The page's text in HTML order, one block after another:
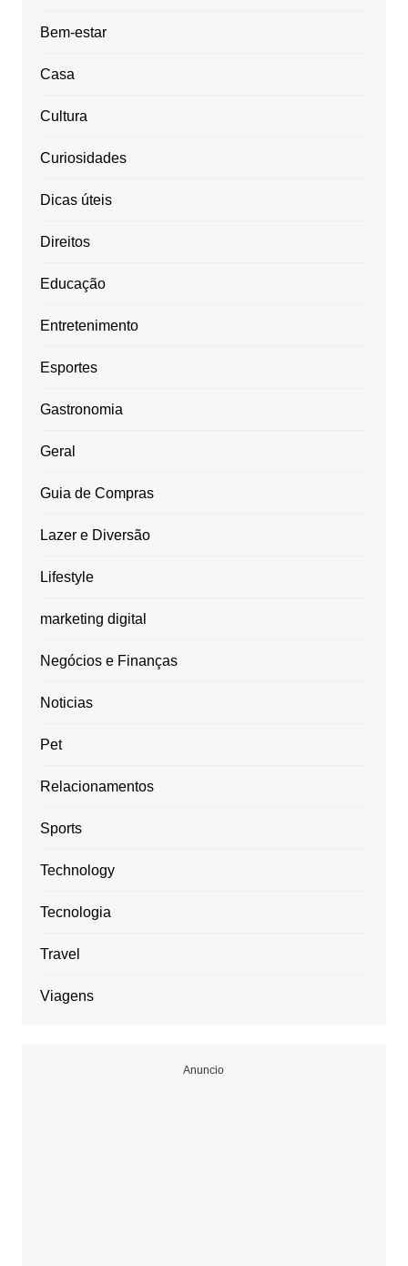
Bem-estar
Casa
Cultura
Curiosidades
Dicas úteis
Direitos
Educação
Entretenimento
Esportes
Gastronomia
Geral
Guia de Compras
Lazer e Diversão
Lifestyle
marketing digital
Negócios e Finanças
Noticias
Pet
Relacionamentos
Sports
Technology
Tecnologia
Travel
Viagens
Anuncio